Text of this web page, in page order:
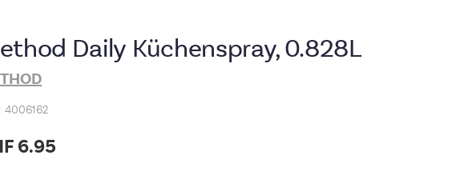
Daily Küchenspray, 0.828L
4006162
6.95